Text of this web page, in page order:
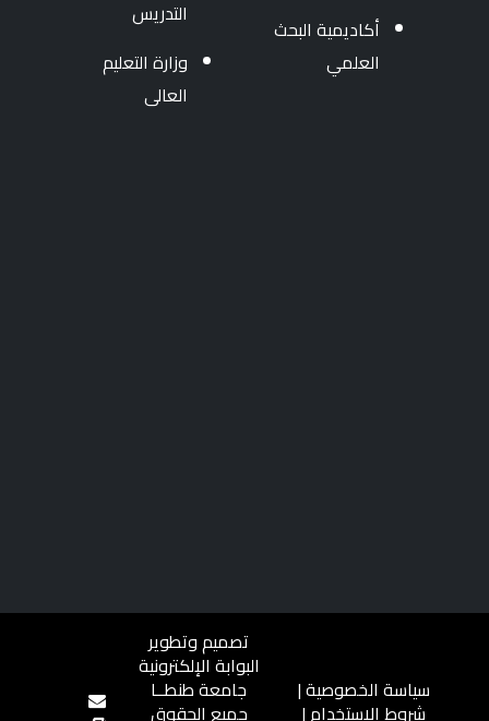
أكاديمية البحث
العلمي
التدريس
وزارة التعليم
العالى
سياسة الخصوصية|
شروط الاستخدام |
تصميم وتطوير
البوابة الإلكترونية
جامعة طنطــا
جميع الحقوق